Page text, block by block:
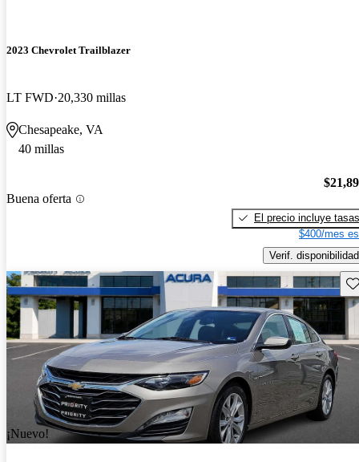
2023 Chevrolet Trailblazer
LT FWD 20,330 millas
Chesapeake, VA
40 millas
Buena oferta
El precio incluye tasas
$400/mes
Verif. disponibilidad
¡Nuevo!